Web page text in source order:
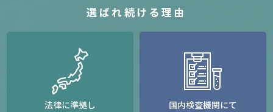
選ばれ続ける理由
法律に準拠し
国内検査機関にて